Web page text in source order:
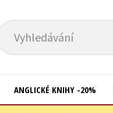
Vyhledávání
ANGLICKÉ KNIHY -20%